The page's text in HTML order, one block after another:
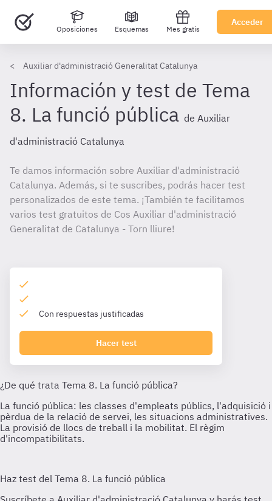
Oposiciones Esquemas Mes gratis
Acceder
Auxiliar d'administració Generalitat Catalunya
Información y test de Tema
8. La funció pública de Auxiliar
d'administració Catalunya
Te damos información sobre Auxiliar d'administració
Catalunya. Además, si te suscribes, podrás hacer test
personalizados de este tema. ¡También te facilitamos
varios test gratuitos de Cos Auxiliar d'administració
Generalitat de Catalunya - Torn lliure!
Con respuestas justificadas
Hacer test